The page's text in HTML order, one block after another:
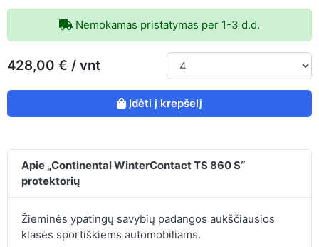
Nemokamas pristatymas per 1-3 d.d.
428,00 € / vnt
Įdėti į krepšelį
Apie „Continental WinterContact TS 860 S“
protektorių
Žieminės ypatingų savybių padangos aukščiausios
klasės sportiškiems automobiliams.